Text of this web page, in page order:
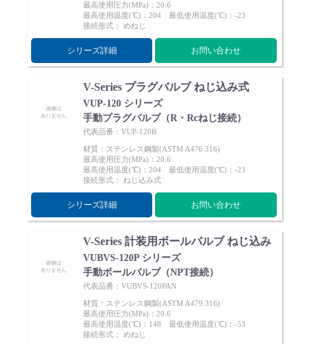
最高使用圧力(MPa)：20.6
最高使用温度(℃)：204 最低使用温度(℃)：-23
接続形式： めねじ
シリーズ詳細 お問い合わせ
V-Series プラグバルブ ねじ込み式
VUP-120 シリーズ
手動プラグバルブ（R・Rcねじ接続）
代表品番：VUP-120B
材質：ステンレス鋼製(ASTM A476 316)
最高使用圧力(MPa)：20.6
最高使用温度(℃)：204 最低使用温度(℃)：-23
接続形式： ねじ込み式
シリーズ詳細 お問い合わせ
V-Series 計装用ボールバルブ ねじ込み
VUBVS-120P シリーズ
手動ボールバルブ（NPT接続）
代表品番：VUBVS-120PAN
材質：ステンレス鋼製(ASTM A479 316)
最高使用圧力(MPa)：20.6
最高使用温度(℃)：148 最低使用温度(℃)：-53
接続形式： めねじ